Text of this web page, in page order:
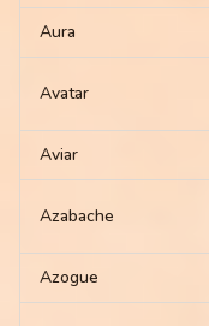
Aura
Avatar
Aviar
Azabache
Azogue